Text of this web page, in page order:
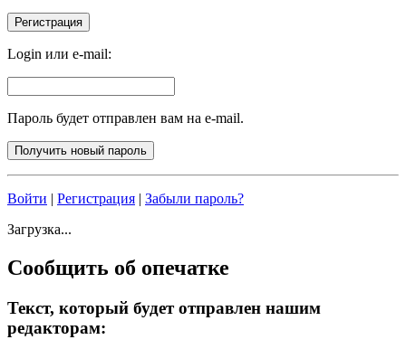
Login или e-mail:
Пароль будет отправлен вам на e-mail.
Войти Регистрация
Забыли пароль?
Загрузка...
Сообщить об опечатке
Текст, который будет отправлен нашим
редакторам: